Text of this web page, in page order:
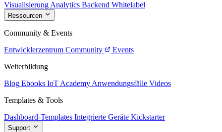
Visualisierung Analytics Backend Whitelabel
Ressourcen
Community & Events
Entwicklerzentrum Community
Events
Weiterbildung
Blog Ebooks IoT Academy Anwendungsfälle Videos
Templates & Tools
Dashboard-Templates Integrierte Geräte Kickstarter
Support